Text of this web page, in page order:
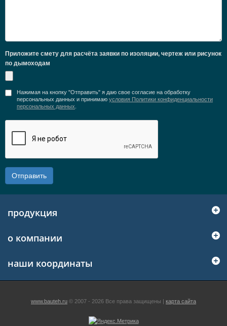
Приложите смету для расчёта заявки по изоляции, чертеж или рисунок
по дымоходам
Нажимая на кнопку "Отправить" я даю свое согласие на обработку
персональных данных и принимаю условия Политики конфиденциальности
персональных данных
Отправить
продукция
о компании
наши координаты
www.bauteh.ru © 2007 - 2026 Все права защищены | карта сайта